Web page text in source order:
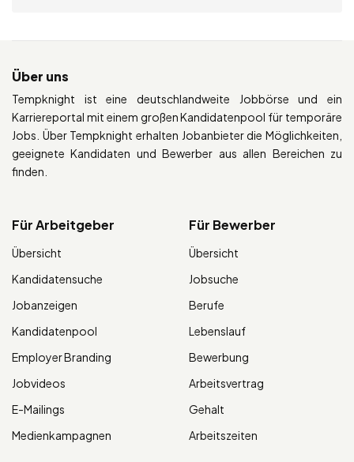
Über uns
Tempknight ist eine deutschlandweite Jobbörse und ein
Karriereportal mit einem großen Kandidatenpool für temporäre
Jobs. Über Tempknight erhalten Jobanbieter die Möglichkeiten,
geeignete Kandidaten und Bewerber aus allen Bereichen zu
finden.
Für Arbeitgeber
Übersicht
Kandidatensuche
Jobanzeigen
Kandidatenpool
Employer Branding
Jobvideos
E-Mailings
Medienkampagnen
Für Bewerber
Übersicht
Jobsuche
Berufe
Lebenslauf
Bewerbung
Arbeitsvertrag
Gehalt
Arbeitszeiten